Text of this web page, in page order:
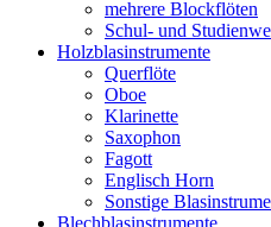
mehrere Blockflöten
Schul- und
Holzblasinstrumente
Querflöte
Oboe
Klarinette
Saxophon
Fagott
Englisch Horn
Sonstige
Blechblasinstrumente